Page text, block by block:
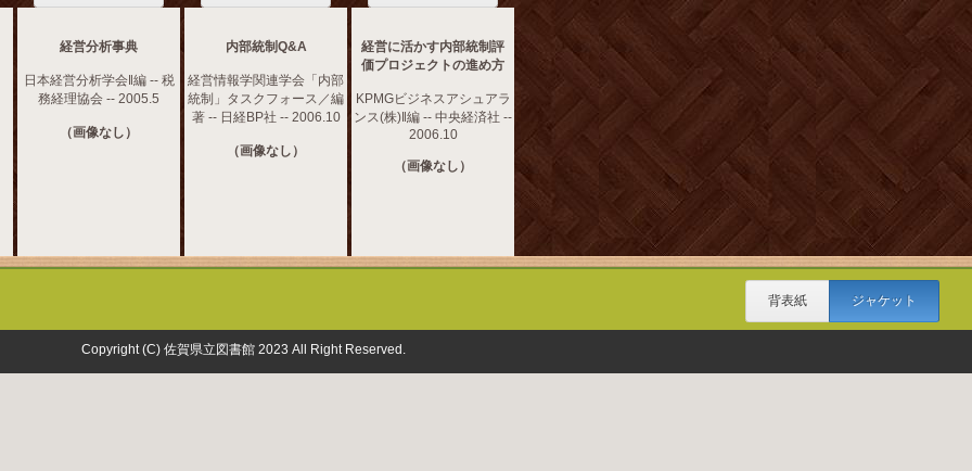
経営分析事典
日本経営分析学会‖編 -- 税
務経理協会 -- 2005.5
（画像なし）
内部統制Q&A
経営情報学関連学会「内部
統制」タスクフォース／編
著 -- 日経BP社 -- 2006.10
（画像なし）
経営に活かす内部統制評
価プロジェクトの進め方
KPMGビジネスアシュアラ
ンス(株)‖編 -- 中央経済社 --
2006.10
（画像なし）
背表紙 ジャケット
Copyright (C) 佐賀県立図書館 2023 All Right Reserved.